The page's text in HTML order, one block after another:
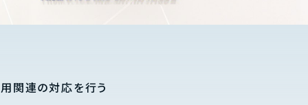
関連の対応を行う